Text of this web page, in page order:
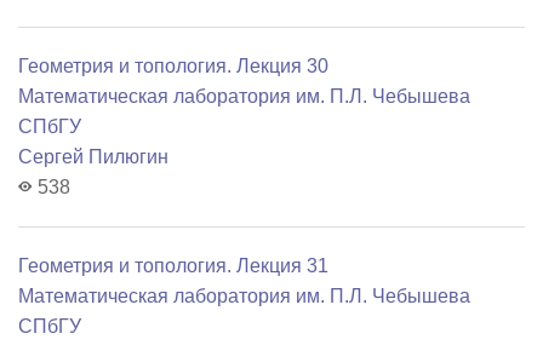
Геометрия и топология. Лекция 30
Математичеcкая лаборатория им. П.Л. Чебышева
СПбГУ
Сергей Пилюгин
538
Геометрия и топология. Лекция 31
Математичеcкая лаборатория им. П.Л. Чебышева
СПбГУ